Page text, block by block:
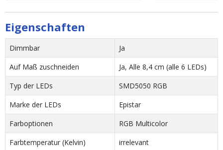
Eigenschaften
Dimmbar
Ja
Auf Maß zuschneiden
Ja, Alle 8,4 cm (alle 6 LEDs)
Typ der LEDs
SMD5050 RGB
Marke der LEDs
Epistar
Farboptionen
RGB Multicolor
Farbtemperatur (Kelvin)
irrelevant